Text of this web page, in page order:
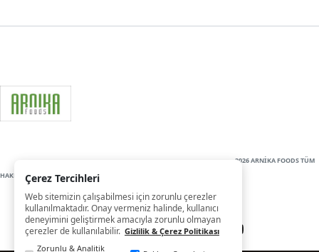
2026 ARNİKA FOODS TÜM
HAKLARI SAKLIDIR
Çerez Tercihleri
Web sitemizin çalışabilmesi için zorunlu çerezler
kullanılmaktadır. Onay vermeniz halinde, kullanıcı
deneyimini geliştirmek amacıyla zorunlu olmayan
çerezler de kullanılabilir. Gizlilik & Çerez Politikası
Zorunlu & Analitik